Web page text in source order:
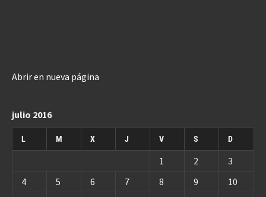
Abrir en nueva página
julio 2016
L M X J V S D
1 2
3
4
5 6 7 8 9
10